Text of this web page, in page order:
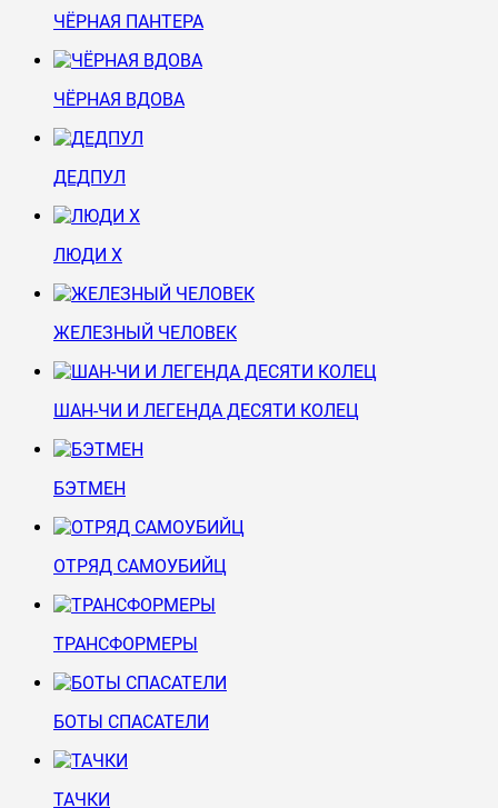
ЧЁРНАЯ ПАНТЕРА
ЧЁРНАЯ ВДОВА
ДЕДПУЛ
ЛЮДИ Х
ЖЕЛЕЗНЫЙ ЧЕЛОВЕК
ШАН-ЧИ И ЛЕГЕНДА ДЕСЯТИ КОЛЕЦ
БЭТМЕН
ОТРЯД САМОУБИЙЦ
ТРАНСФОРМЕРЫ
БОТЫ СПАСАТЕЛИ
ТАЧКИ